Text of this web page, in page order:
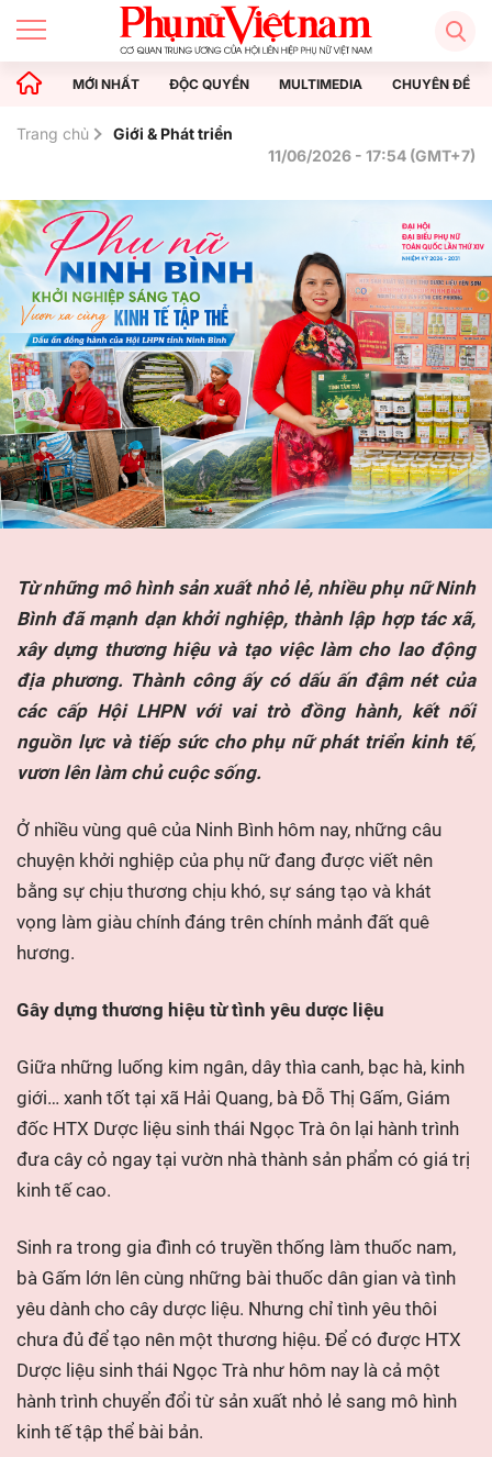
MỚI NHẤT ĐỘC QUYỀN MULTIMEDIA CHUYÊN ĐỀ
Trang chủ
Giới & Phát triển
11/06/2026 - 17:54 (GMT+7)
Từ những mô hình sản xuất nhỏ lẻ, nhiều phụ nữ Ninh
Bình đã mạnh dạn khởi nghiệp, thành lập hợp tác xã,
xây dựng thương hiệu và tạo việc làm cho lao động
địa phương. Thành công ấy có dấu ấn đậm nét của
các cấp Hội LHPNvới vai trò đồng hành, kết nối
nguồn lực và tiếp sức cho phụ nữ phát triển kinh tế,
vươn lên làm chủ cuộc sống.
Ở nhiều vùng quê của Ninh Bình hôm nay, những câu
chuyện khởi nghiệp của phụ nữ đang được viết nên
bằng sự chịu thương chịu khó, sự sáng tạo và khát
vọng làm giàu chính đáng trên chính mảnh đất quê
hương.
Gây dựng thương hiệu từ tình yêu dược liệu
Giữa những luống kim ngân, dây thìa canh, bạc hà, kinh
giới… xanh tốt tại xã Hải Quang, bà Đỗ Thị Gấm, Giám
đốc HTX Dược liệu sinh thái Ngọc Trà ôn lại hành trình
đưa cây cỏ ngay tại vườn nhà thành sản phẩm có giá trị
kinh tế cao.
Sinh ra trong gia đình có truyền thống làm thuốc nam,
bà Gấm lớn lên cùng những bài thuốc dân gian và tình
yêu dành cho cây dược liệu. Nhưng chỉ tình yêu thôi
chưa đủ để tạo nên một thương hiệu. Để có được HTX
Dược liệu sinh thái Ngọc Trà như hôm nay là cả một
hành trình chuyển đổi từ sản xuất nhỏ lẻ sang mô hình
kinh tế tập thể bài bản.